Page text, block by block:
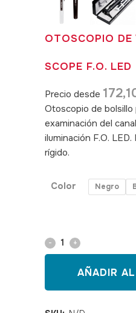
OTOSCOPIO DE
SCOPE F.O. LED
Precio desde
Otoscopio de bolsillo
examinación del
iluminación F.O.
rígido.
Color Negro
Otoscopio
vacío
E-
AÑADIR